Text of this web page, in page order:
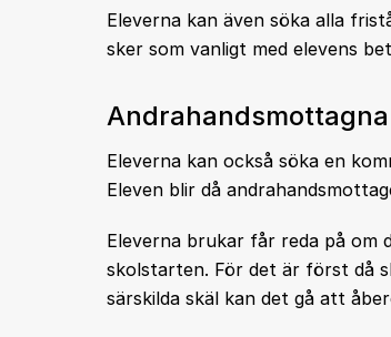
Eleverna kan även söka alla
sker som vanligt med elevens
Andrahandsmottagna
Eleverna kan också söka en
Eleven blir då
Eleverna brukar får reda på om
skolstarten. För det är först då
särskilda skäl kan det gå att